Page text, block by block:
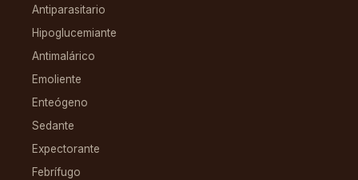
Antiparasitario
Hipoglucemiante
Antimalárico
Emoliente
Enteógeno
Sedante
Expectorante
Febrífugo